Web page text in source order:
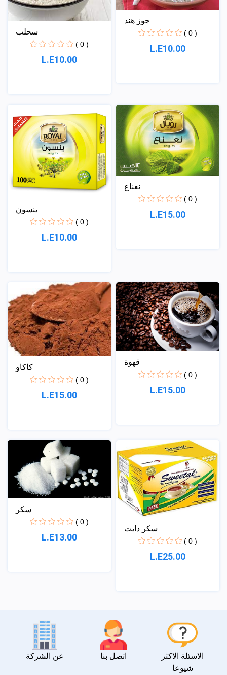
سحلب
( 0 )
L.E10.00
جوز هند
( 0 )
L.E10.00
ينسون
( 0 )
L.E10.00
نعناع
( 0 )
L.E15.00
كاكاو
( 0 )
L.E15.00
قهوة
( 0 )
L.E15.00
سكر
( 0 )
L.E13.00
سكر دايت
( 0 )
L.E25.00
عن الشركة اتصل بنا
الاسئلة الاكثر
شيوعا